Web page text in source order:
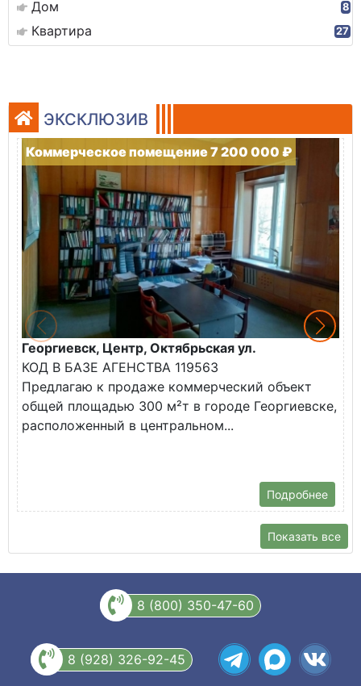
Дом 8
Квартира 27
ЭКСКЛЮЗИВ
Коммерческое помещение 7 200 000 ₽
Георгиевск, Центр, Октябрьская ул.
КОД В БАЗЕ АГЕНСТВА 119563
Предлагаю к продаже коммерческий объект
общей площадью 300 м²т в городе Георгиевске,
расположенный в центральном...
Подробнее
Показать все
8 (800) 350-47-60
8 (928) 326-92-45